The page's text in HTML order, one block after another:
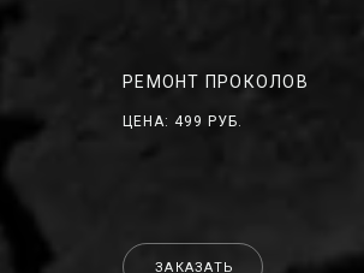
РЕМОНТ ПРОКОЛОВ
ЦЕНА: 499 РУБ.
ЗАКАЗАТЬ